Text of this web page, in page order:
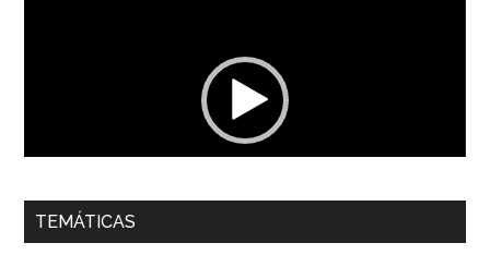
00:00 01:04
Dra. Carolina Corcho Mejía,Presidenta Corporación
TEMÁTICAS